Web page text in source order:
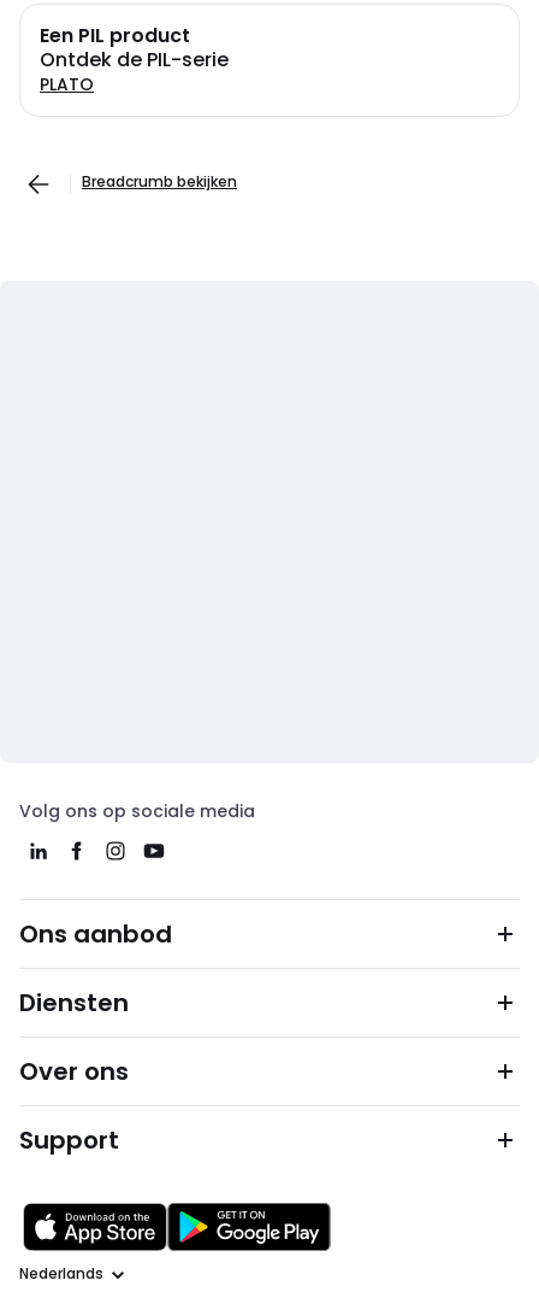
Een PIL product
Ontdek de PIL-serie
PLATO
Breadcrumb bekijken
Volg ons op sociale media
Ons aanbod
Diensten
Over ons
Support
Taal